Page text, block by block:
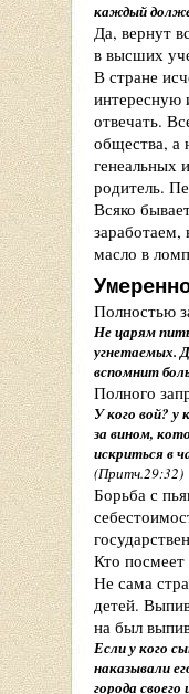
каждый
Да, вернут
в высших
В стране
интересную
отвечать.
общества, а
генеальных
родитель.
Всяко
масло в
Полностью
Не царям
угнетаемых.
вспомнит
Полного
У кого вой? у
за вином,
искриться в
(Притч.29:32)
Борьба с
Кто
Не сама
детей.
на был
Если у кого
наказывали
города